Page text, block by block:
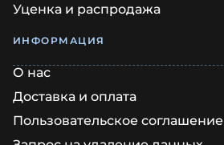
Уценка и распродажа
ИНФОРМАЦИЯ
О нас
Доставка и оплата
Пользовательское соглашение